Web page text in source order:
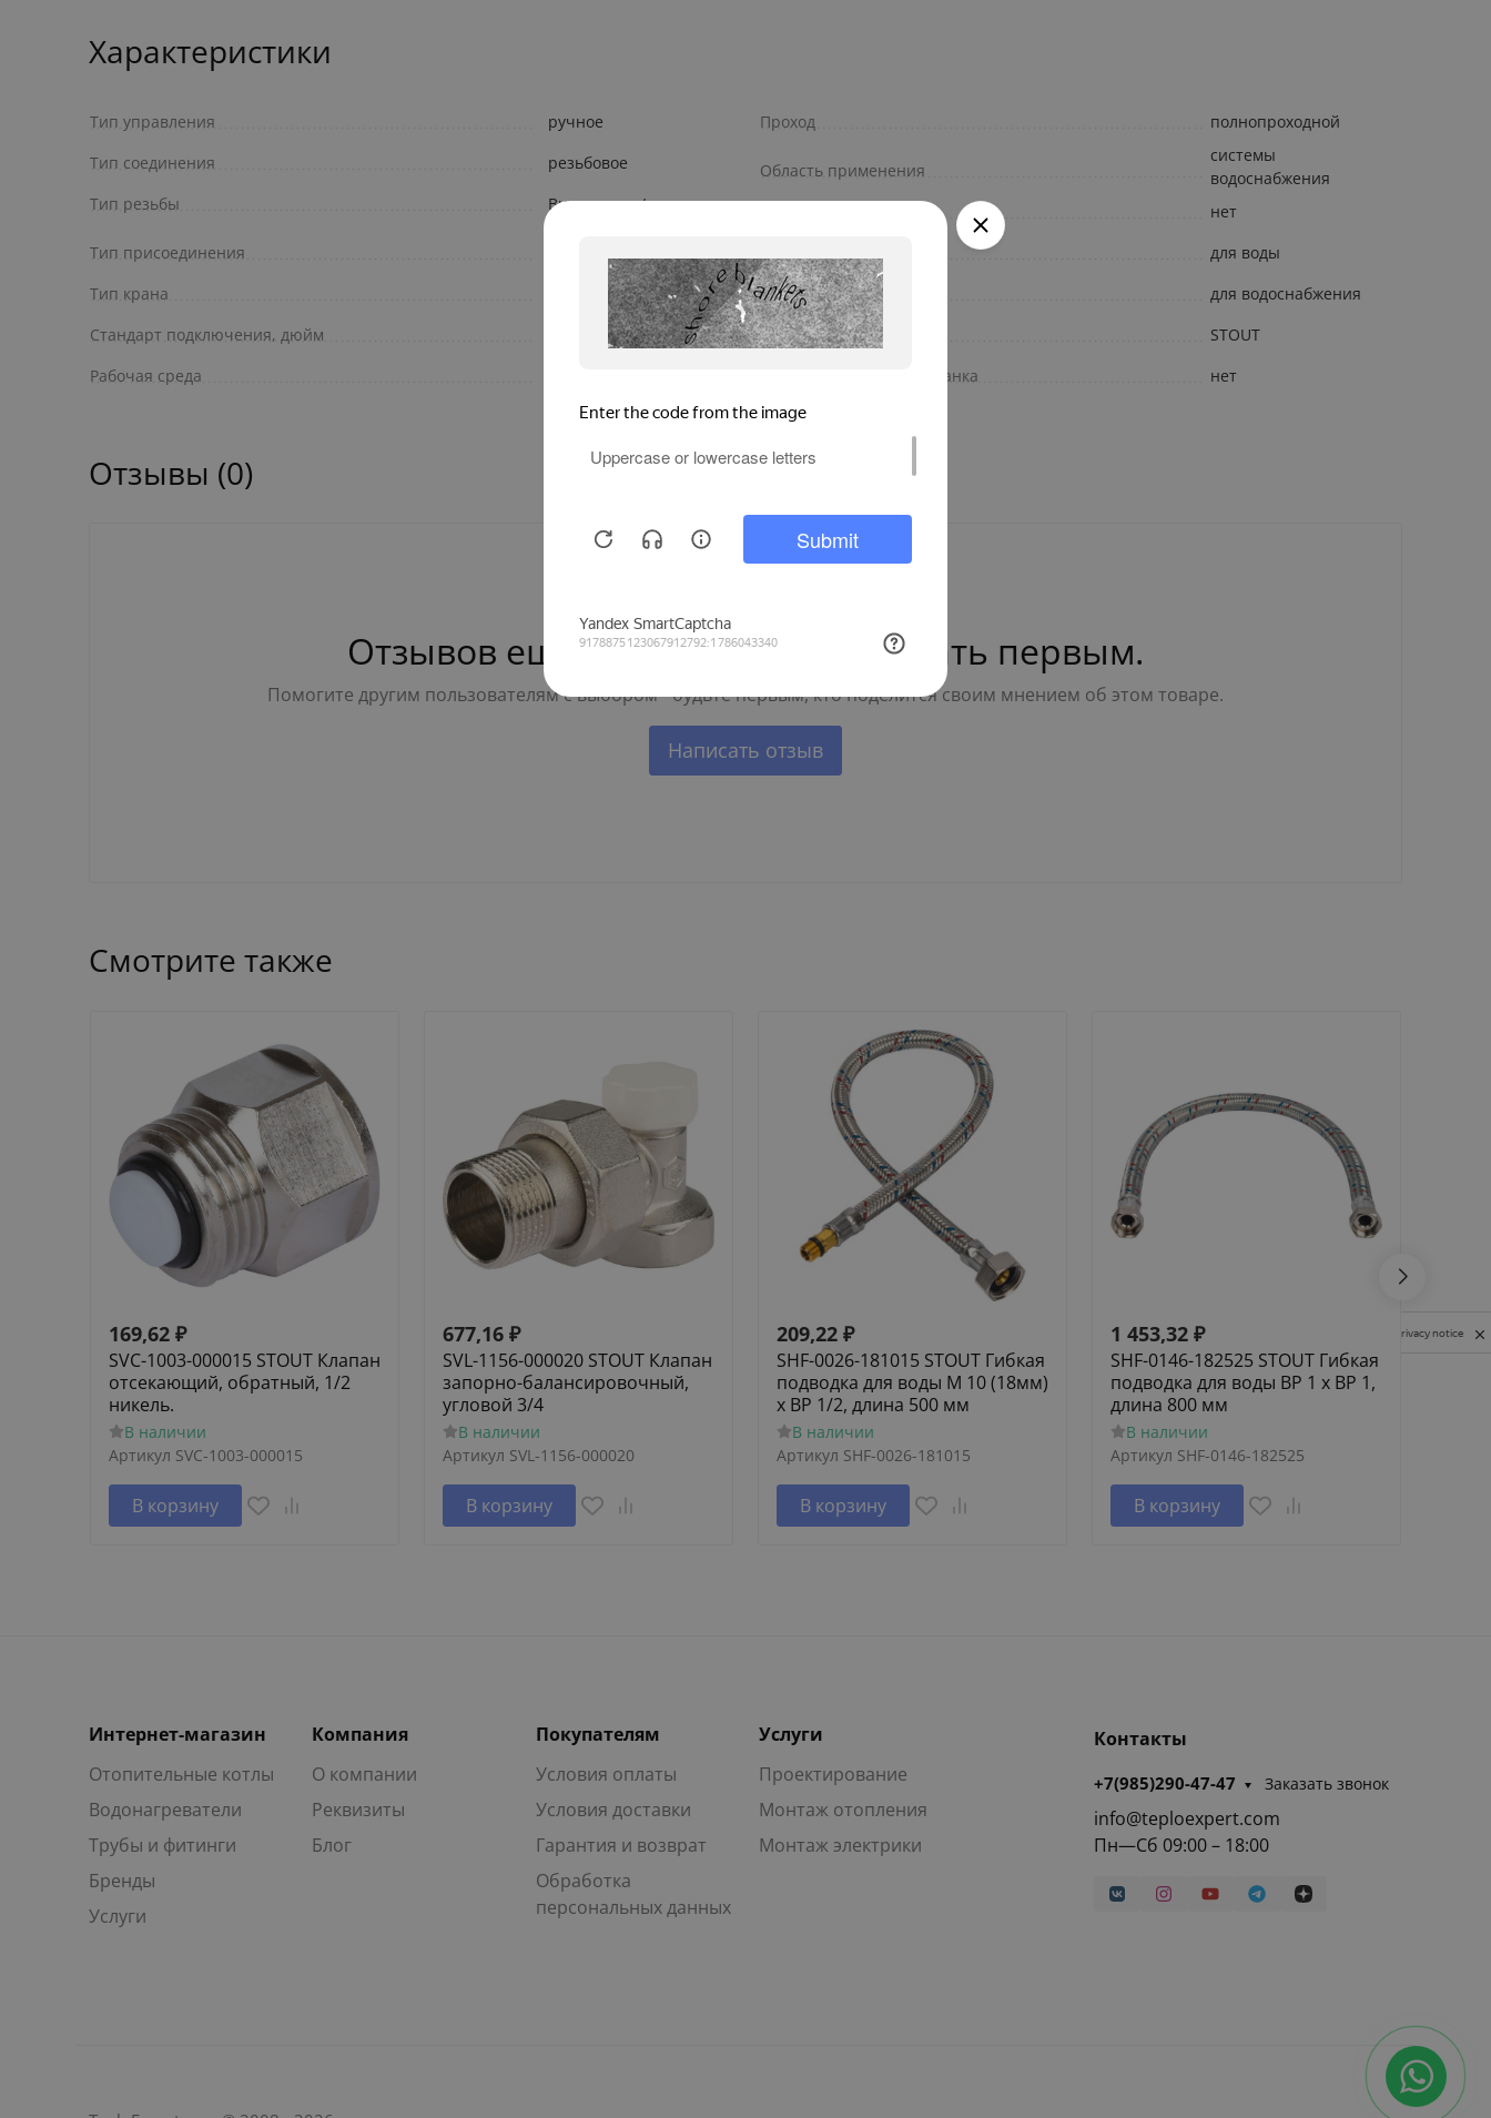
Характеристики
Тип управления
ручное
Тип соединения
резьбовое
Тип резьбы
Внутренняя/наружная
Тип присоединения
Тип крана
Стандарт подключения, дюйм
Рабочая среда
Проход полнопроходной
Область применения
cистемы
водоснабжения
нет
для воды
Назначение
для водоснабжения
Бренд
STOUT
Накидная гайка/американка
нет
Отзывы (0)
Отзывов ещё нет — ваш может стать первым.
Помогите другим пользователям с выбором - будьте первым, кто поделится своим мнением об этом товаре.
Написать отзыв
Смотрите также
169,62 ₽
SVC-1003-000015 STOUT Клапан
отсекающий, обратный, 1/2
никель.
В наличии
Артикул SVC-1003-000015
В корзину
677,16 ₽
SVL-1156-000020 STOUT Клапан
запорно-балансировочный,
угловой 3/4
В наличии
Артикул SVL-1156-000020
В корзину
209,22 ₽
SHF-0026-181015 STOUT Гибкая
подводка для воды M 10 (18мм)
х ВР 1/2, длина 500 мм
В наличии
Артикул SHF-0026-181015
В корзину
1 453,32 ₽
SHF-0146-182525 STOUT Гибкая
подводка для воды ВР 1 х ВР 1,
длина 800 мм
В наличии
Артикул SHF-0146-182525
В корзину
1
Интернет-магазин
Отопительные котлы
Водонагреватели
Трубы и фитинги
Бренды
Услуги
Компания
О компании
Реквизиты
Блог
Покупателям
Условия оплаты
Условия доставки
Гарантия и возврат
Обработка
персональных данных
Услуги
Проектирование
Монтаж отопления
Монтаж электрики
Контакты
+7(985)290-47-47 Заказать звонок
info@teploexpert.com
Пн—Сб 09:00 – 18:00
Privacy notice